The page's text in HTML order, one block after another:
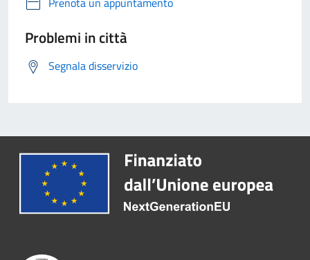
Problemi in città
Segnala disservizio